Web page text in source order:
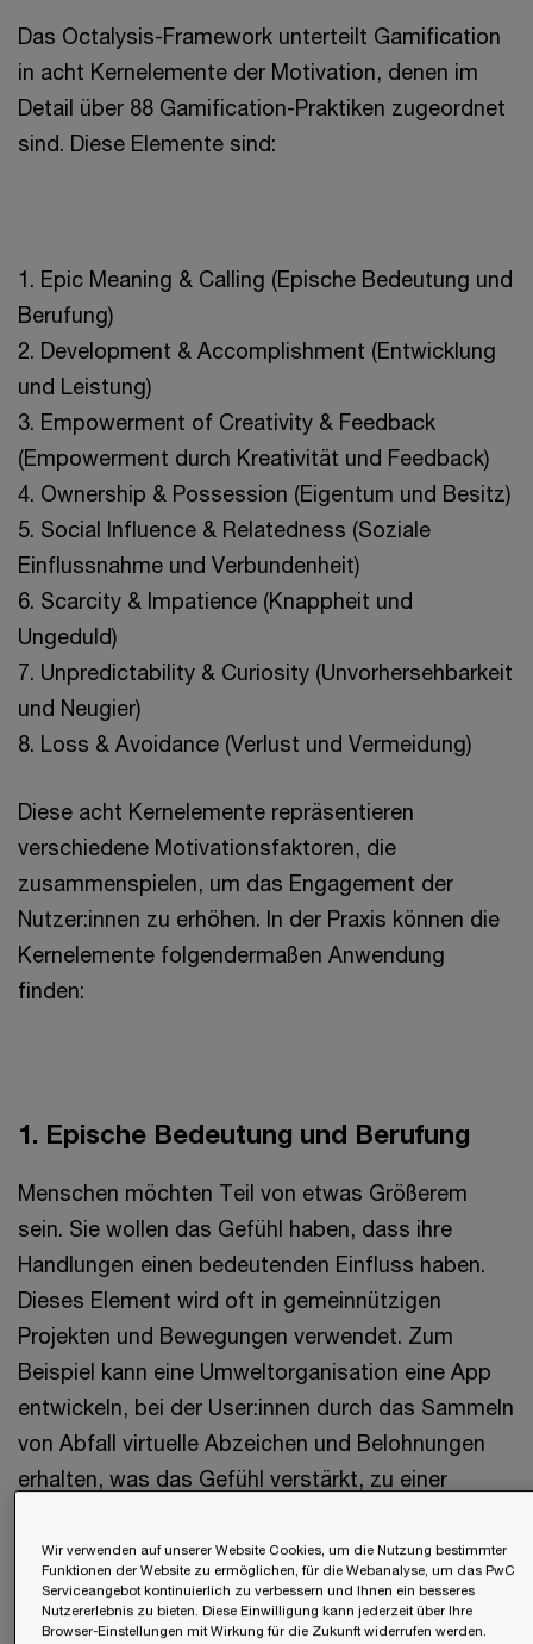
Das Octalysis-Framework unterteilt Gamification
in acht Kernelemente der Motivation, denen im
Detail über 88 Gamification-Praktiken zugeordnet
sind. Diese Elemente sind:
1. Epic Meaning & Calling (Epische Bedeutung und
Berufung)
2. Development & Accomplishment (Entwicklung
und Leistung)
3. Empowerment of Creativity & Feedback
(Empowerment durch Kreativität und Feedback)
4. Ownership & Possession (Eigentum und Besitz)
5. Social Influence & Relatedness (Soziale
Einflussnahme und Verbundenheit)
6. Scarcity & Impatience (Knappheit und
Ungeduld)
7. Unpredictability & Curiosity (Unvorhersehbarkeit
und Neugier)
8. Loss & Avoidance (Verlust und Vermeidung)
Diese acht Kernelemente repräsentieren
verschiedene Motivationsfaktoren, die
zusammenspielen, um das Engagement der
Nutzer:innen zu erhöhen. In der Praxis können die
Kernelemente folgendermaßen Anwendung
finden:
1. Epische Bedeutung und Berufung
Menschen möchten Teil von etwas Größerem
sein. Sie wollen das Gefühl haben, dass ihre
Handlungen einen bedeutenden Einfluss haben.
Dieses Element wird oft in gemeinnützigen
Projekten und Bewegungen verwendet. Zum
Beispiel kann eine Umweltorganisation eine App
entwickeln, bei der User:innen durch das Sammeln
von Abfall virtuelle Abzeichen und Belohnungen
erhalten, was das Gefühl verstärkt, zu einer
2. Entwicklung und Leistung
Wir verwenden auf unserer Website Cookies, um die Nutzung bestimmter
Funktionen der Website zu ermöglichen, für die Webanalyse, um das PwC
Serviceangebot kontinuierlich zu verbessern und Ihnen ein besseres
Nutzererlebnis zu bieten. Diese Einwilligung kann jederzeit über Ihre
Browser-Einstellungen mit Wirkung für die Zukunft widerrufen werden.